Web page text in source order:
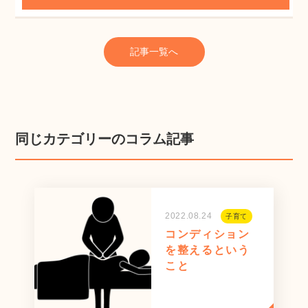
記事一覧へ
同じカテゴリーのコラム記事
2022.08.24 子育て
コンディション
を整えるという
こと